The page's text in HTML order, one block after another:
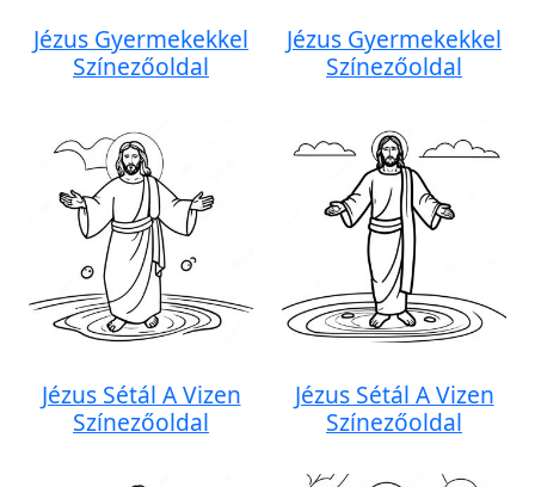
Jézus Gyermekekkel
Színezőoldal
Jézus Gyermekekkel
Színezőoldal
Jézus Sétál A Vizen
Színezőoldal
Jézus Sétál A Vizen
Színezőoldal